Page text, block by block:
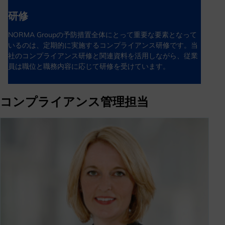
研修
NORMA Groupの予防措置全体にとって重要な要素となって
いるのは、定期的に実施するコンプライアンス研修です。当
社のコンプライアンス研修と関連資料を活用しながら、従業
員は職位と職務内容に応じて研修を受けています。
コンプライアンス管理担当